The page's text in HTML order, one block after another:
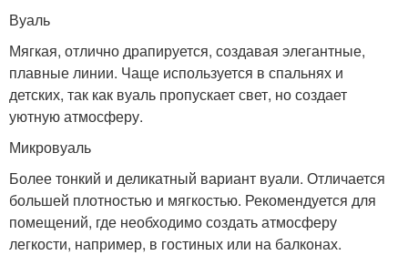
Вуаль
Мягкая, отлично драпируется, создавая элегантные,
плавные линии. Чаще используется в спальнях и
детских, так как вуаль пропускает свет, но создает
уютную атмосферу.
Микровуаль
Более тонкий и деликатный вариант вуали. Отличается
большей плотностью и мягкостью. Рекомендуется для
помещений, где необходимо создать атмосферу
легкости, например, в гостиных или на балконах.